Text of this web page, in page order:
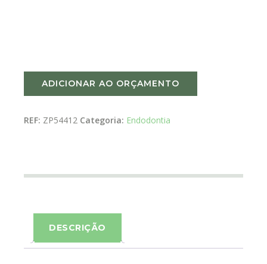
ADICIONAR AO ORÇAMENTO
REF: ZP54412 Categoria: Endodontia
DESCRIÇÃO